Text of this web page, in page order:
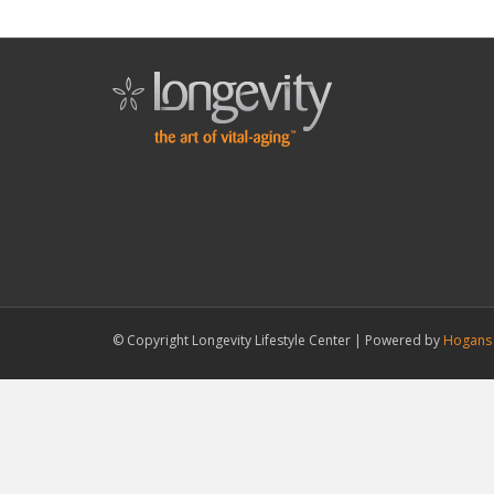
© Copyright Longevity Lifestyle Center | Powered by